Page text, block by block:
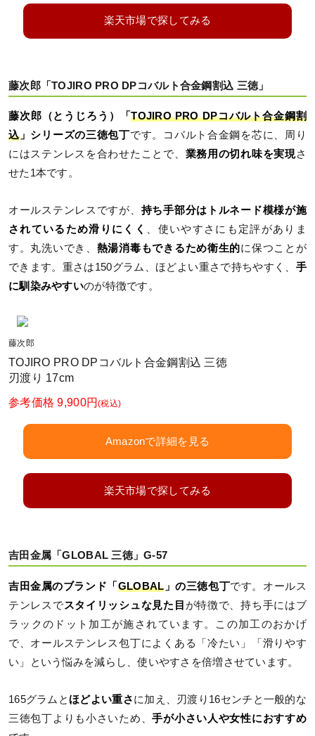
楽天市場で探してみる
藤次郎「TOJIRO PRO DPコバルト合金鋼割込 三徳」
藤次郎（とうじろう）「TOJIRO PRO DPコバルト合金鋼割
込」シリーズの三徳包丁です。コバルト合金鋼を芯に、周り
にはステンレスを合わせたことで、 業務用の切れ味を実現さ
せた1本です。
オールステンレスですが、 持ち手部分はトルネード模様が施
されているため滑りにくく 、使いやすさにも定評がありま
す。丸洗いでき、 熱湯消毒もできるため衛生的に保つことが
できます。重さは150グラム、ほどよい重さで持ちやすく、 手
に馴染みやすいのが特徴です。
藤次郎
TOJIRO PRO DPコバルト合金鋼割込 三徳
刃渡り 17cm
参考価格 9,900円(税込)
Amazonで詳細を見る
楽天市場で探してみる
吉田金属「GLOBAL 三徳」G-57
吉田金属のブランド「 GLOBAL 」の三徳包丁です。オールス
テンレスでスタイリッシュな見た目 が特徴で、持ち手にはブ
ラックのドット加工が施されています。この加工のおかげ
で、オールステンレス包丁によくある「冷たい」「滑りやす
い」という悩みを減らし、使いやすさを倍増させています。
165グラムとほどよい重さに加え、刃渡り16センチと一般的な
三徳包丁よりも小さいため、手が小さい人や女性におすすめ